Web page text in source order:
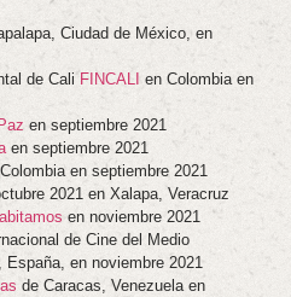
Ciudad de México, en
de Cali FINCALI
en Colombia en
en septiembre 2021
en septiembre 2021
en septiembre 2021
2021 en Xalapa, Veracruz
en noviembre 2021
de Cine del Medio
en noviembre 2021
de Caracas, Venezuela en